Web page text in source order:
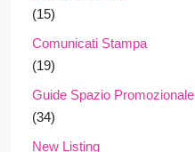
(15)
Comunicati Stampa
(19)
Guide Spazio Promozionale
(34)
New Listing